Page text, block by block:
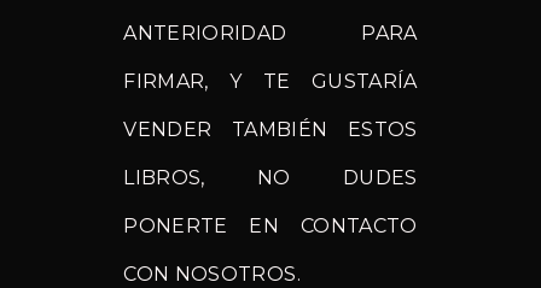
ANTERIORIDAD PARA
FIRMAR, Y TE GUSTARÍA
VENDER TAMBIÉN ESTOS
LIBROS, NO DUDES
PONERTE EN CONTACTO
CON NOSOTROS.